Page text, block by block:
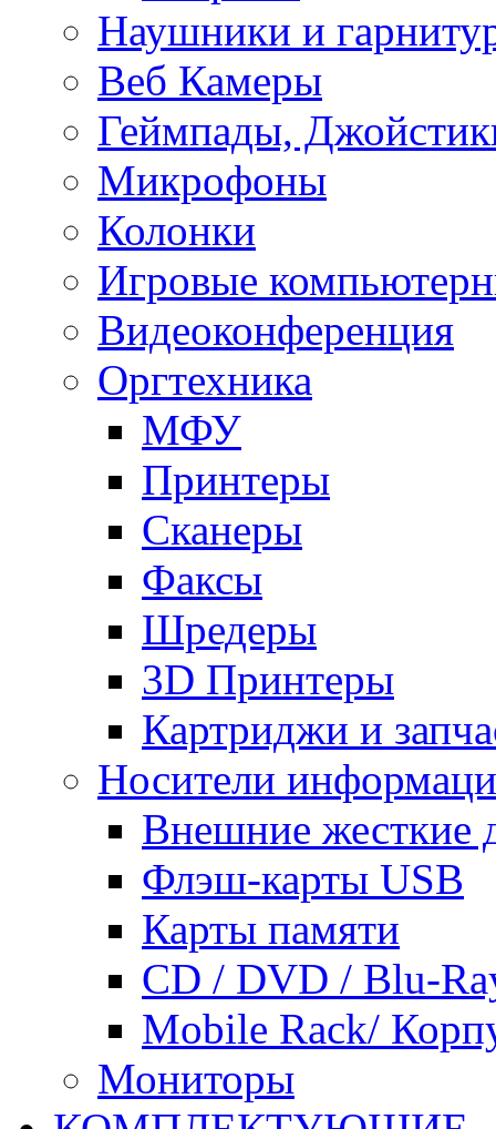
Наушники и
Веб Камеры
Геймпады,
Микрофоны
Колонки
Игровые
Видеоконференция
Оргтехника
МФУ
Принтеры
Сканеры
Факсы
Шредеры
3D Принтеры
Картриджи и
Носители
Внешние жесткие
Флэш-карты USB
Карты памяти
CD / DVD / Blu-
Mobile Rack/
Мониторы